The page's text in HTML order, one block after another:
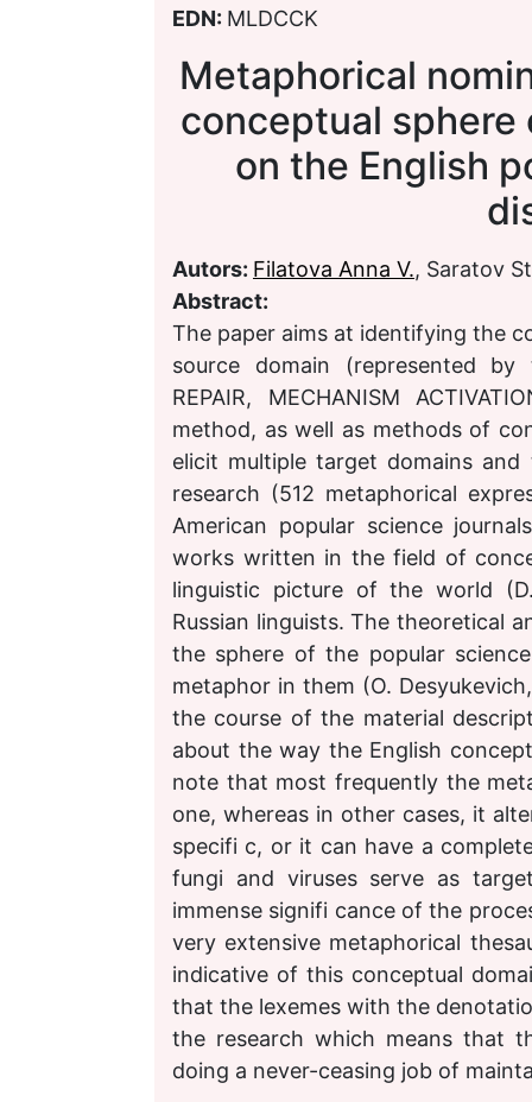
EDN: MLDCCK
Metaphorical
conceptual sphere
on the English
Autors: Filatova Anna V., Saratov
Abstract:
The paper aims at identifying the
source domain (represented by
REPAIR, MECHANISM
method, as well as methods of
elicit multiple target domains
research (512 metaphorical
American popular science
works written in the field of
linguistic picture of the world
Russian linguists. The theoretical
the sphere of the popular
metaphor in them (O.
the course of the material
about the way the English
note that most frequently the
one, whereas in other cases, it
specifi c, or it can have a
fungi and viruses serve as
immense signifi cance of the
very extensive metaphorical
indicative of this conceptual
that the lexemes with the
the research which means that
doing a never-ceasing job of